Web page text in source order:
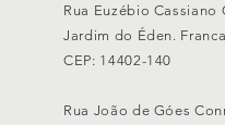
Rua Euzébio Cassiano
Jardim do Éden.
CEP: 14402-140
Rua João de Góes